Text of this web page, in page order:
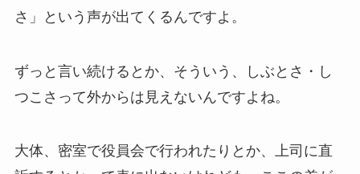
さ」という声が出てくるんですよ。
ずっと言い続けるとか、そういう、しぶとさ・し
つこさって外からは見えないんですよね。
大体、密室で役員会で行われたりとか、上司に直